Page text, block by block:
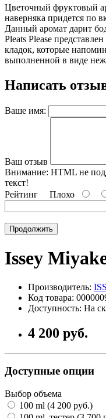
Цветочный фруктовый
наверняка придется по
Данный аромат дарит
Pleats Please
кладок, которые
выполненной в виде
Написать
Ваше имя:
Ваш отзыв
Внимание: HTML не
текст!
Рейтинг Плохо
Продолжить
Issey
Производитель:
Код товара:
Доступность: На
4 200 руб.
Доступные опции
Выбор объема
100 ml (4 200 руб.)